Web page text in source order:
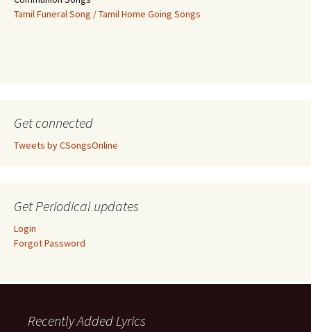
Tamil Funeral Song / Tamil Home Going Songs
Get connected
Tweets by CSongsOnline
Get Periodical updates
Login
Forgot Password
Recently Added Lyrics